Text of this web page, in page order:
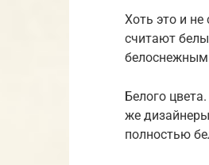
Хоть это и
считают
Белого
же
полностью